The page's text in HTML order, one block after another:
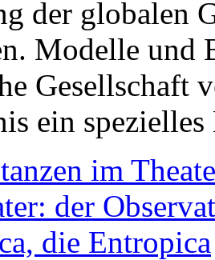
der globalen
Modelle und
Gesellschaft
ein
im
der
die Entropica